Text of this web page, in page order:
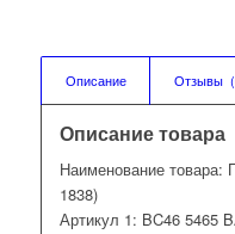
Описание Отзывы
Описание товара
Наименование товара:
1838)
Артикул 1: BC46 5465